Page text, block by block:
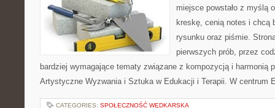
miejsce powstało z myślą
kreskę, cenią notes i chcą
rysunku oraz piśmie.
pierwszych prób, przez
bardziej wymagające tematy związane z kompozycją i harmonią
Artystyczne Wyzwania i Sztuka w Edukacji i Terapii. W centrum
CATEGORIES: SPOŁECZNOŚĆ WĘDKARSKA